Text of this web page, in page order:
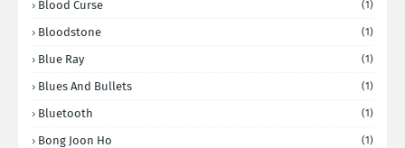
Blood Curse (1)
Bloodstone (1)
Blue Ray (1)
Blues And Bullets (1)
Bluetooth (1)
Bong Joon Ho (1)